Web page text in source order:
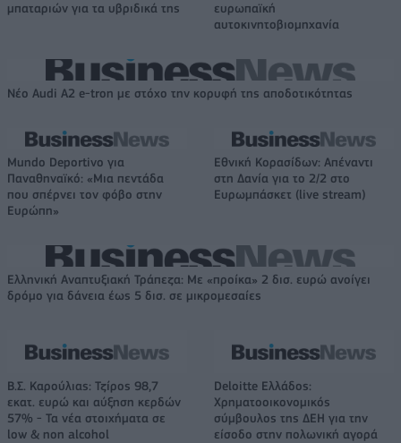
μπαταριών για τα υβριδικά της
ευρωπαϊκή
αυτοκινητοβιομηχανία
Νέο Audi A2 e-tron με στόχο την κορυφή της αποδοτικότητας
Mundo Deportivo για
Παναθηναϊκό: «Μια πεντάδα
που σπέρνει τον φόβο στην
Ευρώπη»
Εθνική Κορασίδων: Απέναντι
στη Δανία για το 2/2 στο
Ευρωμπάσκετ (live stream)
Ελληνική Αναπτυξιακή Τράπεζα: Με «προίκα» 2 δισ. ευρώ ανοίγει
δρόμο για δάνεια έως 5 δισ. σε μικρομεσαίες
Β.Σ. Καρούλιας: Τζίρος 98,7
εκατ. ευρώ και αύξηση κερδών
57% - Τα νέα στοιχήματα σε
low & non alcohol
Deloitte Ελλάδος:
Χρηματοοικονομικός
σύμβουλος της ΔΕΗ για την
είσοδο στην πολωνική αγορά